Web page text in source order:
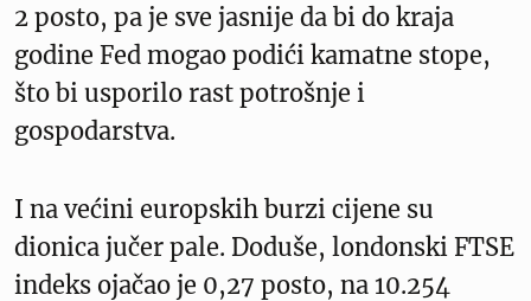
2 posto, pa je sve jasnije da bi do kraja
godine Fed mogao podići kamatne stope,
što bi usporilo rast potrošnje i
gospodarstva.
I na većini europskih burzi cijene su
dionica jučer pale. Doduše, londonski FTSE
indeks ojačao je 0,27 posto, na 10.254